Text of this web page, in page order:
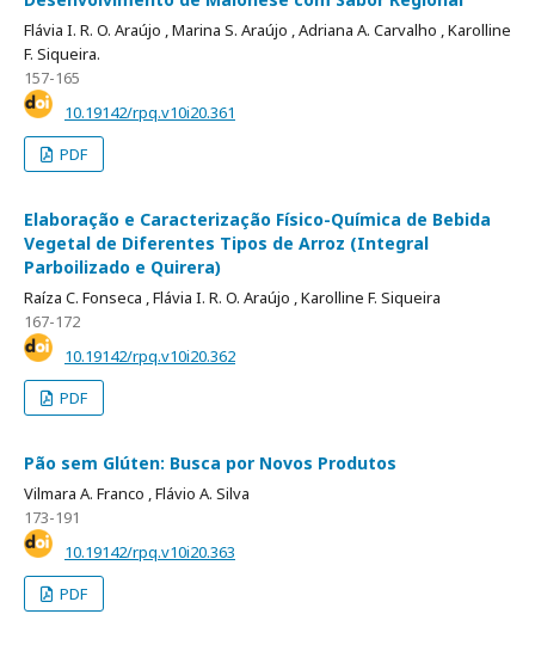
Flávia I. R. O. Araújo ,Marina S. Araújo ,Adriana A. Carvalho ,Karolline
F. Siqueira.
157-165
10.19142/rpq.v10i20.361
PDF
Elaboração e Caracterização Físico-Química de Bebida
Vegetal de Diferentes Tipos de Arroz (Integral
Parboilizado e Quirera)
Raíza C. Fonseca ,Flávia I. R. O. Araújo ,Karolline F. Siqueira
167-172
10.19142/rpq.v10i20.362
PDF
Pão sem Glúten: Busca por Novos Produtos
Vilmara A. Franco ,Flávio A. Silva
173-191
10.19142/rpq.v10i20.363
PDF